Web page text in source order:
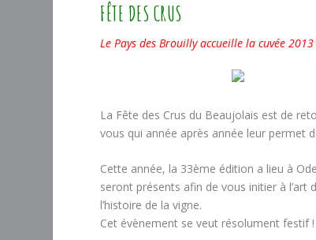
FÊTE DES CRUS
Le Pays des Brouilly accueille la cuvée
La Fête des Crus du Beaujolais est de
vous qui année après année leur permet
Cette année, la 33ème édition a lieu à
seront présents afin de vous initier à
l’histoire de la vigne.
Cet évènement se veut résolument festif !